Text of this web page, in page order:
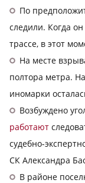
По
следили. Когда
трассе, в этот
На месте
полтора метра. На
иномарки
Возбуждено
работают
судебно-
СК Александра
В районе